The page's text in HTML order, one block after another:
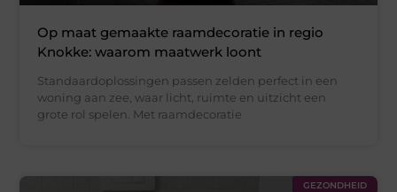
Op maat gemaakte raamdecoratie in regio
Knokke: waarom maatwerk loont
Standaardoplossingen passen zelden perfect in een
woning aan zee, waar licht, ruimte en uitzicht een
grote rol spelen. Met raamdecoratie
GEZONDHEID